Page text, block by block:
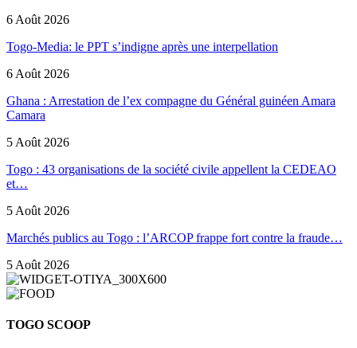
6 Août 2026
Togo-Media: le PPT s’indigne après une interpellation
6 Août 2026
Ghana : Arrestation de l’ex compagne du Général guinéen Amara
Camara
5 Août 2026
Togo : 43 organisations de la société civile appellent la CEDEAO
et…
5 Août 2026
Marchés publics au Togo : l’ARCOP frappe fort contre la fraude…
5 Août 2026
TOGO SCOOP